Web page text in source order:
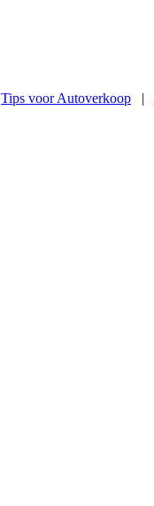
Tips voor Autoverkoop |